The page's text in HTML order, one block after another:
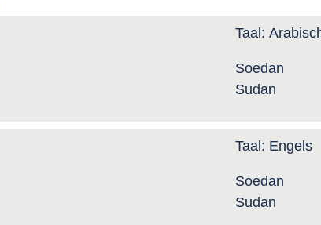
Taal:
Soedan
Sudan
Taal: Engels
Soedan
Sudan